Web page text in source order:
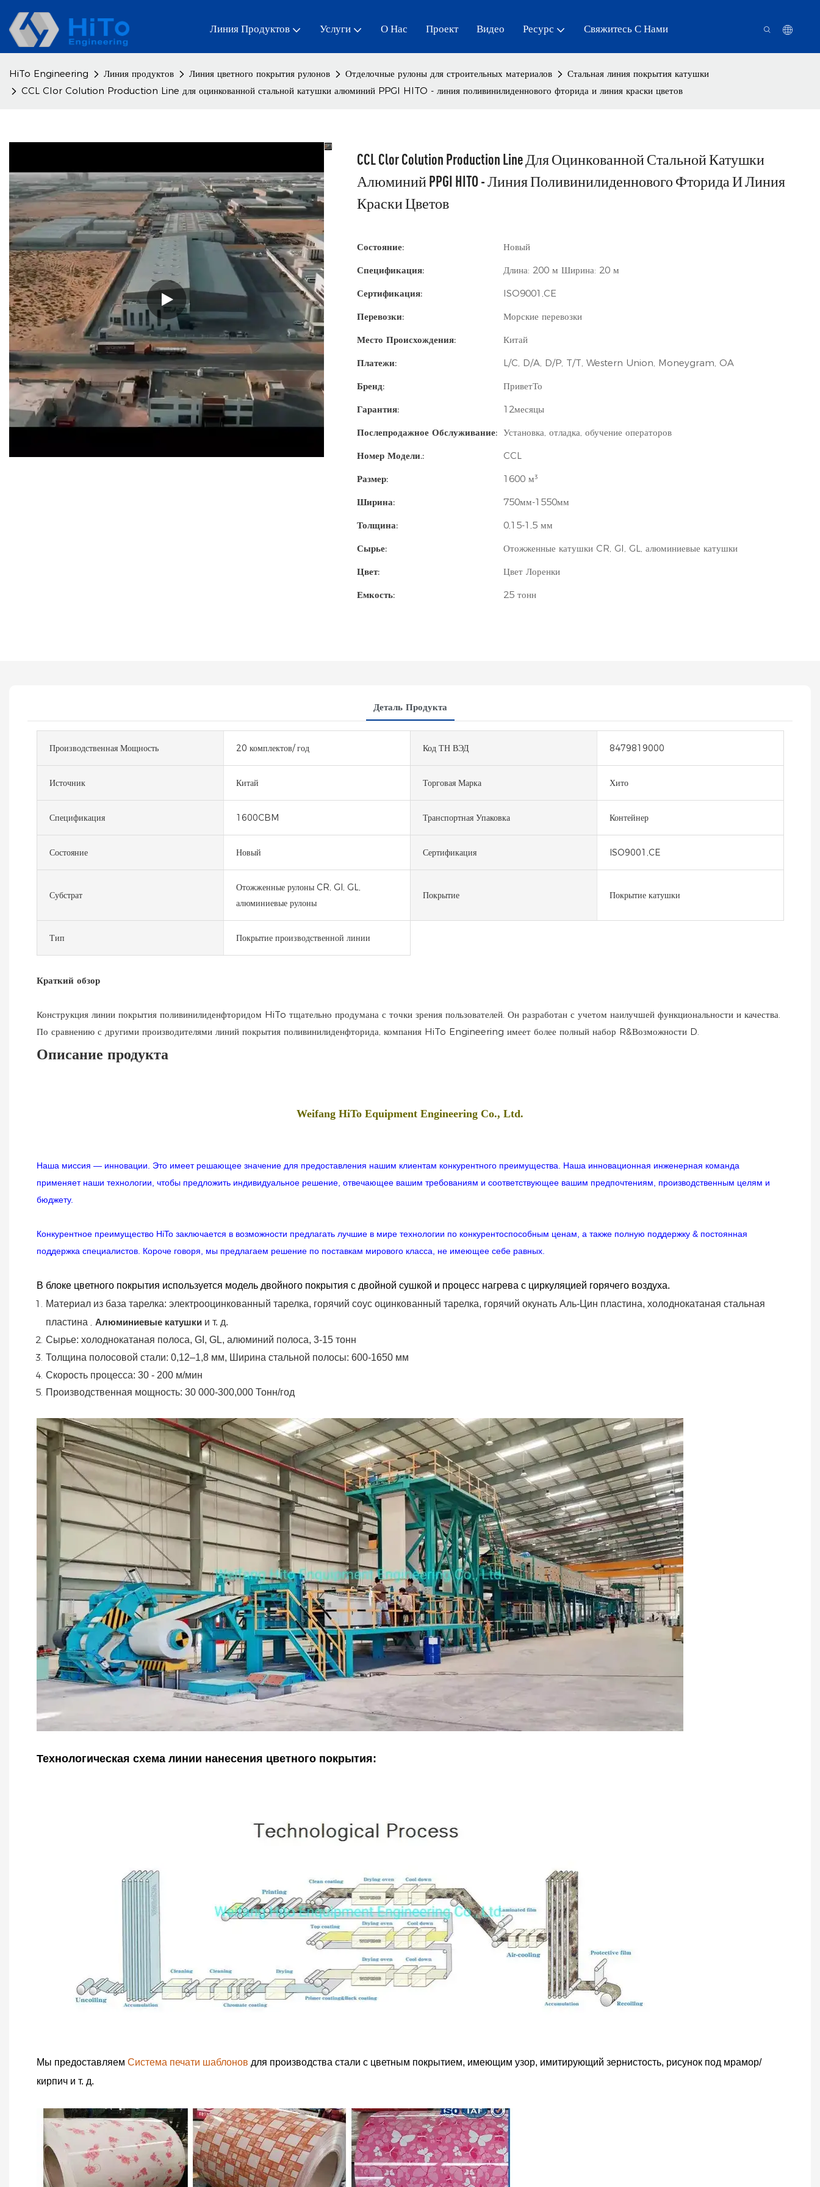
Линия Продуктов Услуги О Нас Проект Видео Ресурс Свяжитесь С Нами
HiTo Engineering Линия продуктов Линия цветного покрытия рулонов Отделочные рулоны для строительных материалов
Стальная линия покрытия катушки
CCL Clor Colution Production Line для оцинкованной стальной катушки алюминий PPGI HITO - линия поливинилиденнового фторида и линия краски цветов
CCL Clor Colution Production Line Для Оцинкованной Стальной Катушки
Алюминий PPGI HITO - Линия Поливинилиденнового Фторида И Линия
Краски Цветов
Состояние:
Новый
Спецификация:
Длина: 200 м Ширина: 20 м
Сертификация:
ISO9001,CE
Перевозки:
Морские перевозки
Место Происхождения:
Китай
Платежи:
L/C, D/A, D/P, T/T, Western Union, Moneygram, OA
Бренд:
ПриветТо
Гарантия:
12месяцы
Послепродажное Обслуживание: Установка, отладка, обучение операторов
Номер Модели.:
CCL
Размер:
1600 м³
Ширина:
750мм-1550мм
Толщина:
0,15-1,5 мм
Сырье:
Отожженные катушки CR, GI, GL, алюминиевые катушки
Цвет:
Цвет Лоренки
Емкость:
25 тонн
Деталь Продукта
Производственная Мощность 20 комплектов/ год Код ТН ВЭД 8479819000
Источник Китай Торговая Марка Хито
Спецификация 1600CBM Транспортная Упаковка Контейнер
Состояние Новый Сертификация ISO9001,CE
Субстрат
Отожженные рулоны CR, GI, GL,
алюминиевые рулоны
Покрытие Покрытие катушки
Тип Покрытие производственной линии
Краткий обзор
Конструкция линии покрытия поливинилиденфторидом HiTo тщательно продумана с точки зрения пользователей. Он разработан с учетом наилучшей функциональности и качества.
По сравнению с другими производителями линий покрытия поливинилиденфторида, компания HiTo Engineering имеет более полный набор R&Возможности D.
Описание продукта
Weifang HiTo Equipment Engineering Co., Ltd.
Наша миссия — инновации. Это имеет решающее значение для предоставления нашим клиентам конкурентного преимущества. Наша инновационная инженерная команда
применяет наши технологии, чтобы предложить индивидуальное решение, отвечающее вашим требованиям и соответствующее вашим предпочтениям, производственным целям и
бюджету.
Конкурентное преимущество HiTo заключается в возможности предлагать лучшие в мире технологии по конкурентоспособным ценам, а также полную поддержку & постоянная
поддержка специалистов. Короче говоря, мы предлагаем решение по поставкам мирового класса, не имеющее себе равных.
В блоке цветного покрытия используется модель двойного покрытия с двойной сушкой и процесс нагрева с циркуляцией горячего воздуха.
Материал из база тарелка: электрооцинкованный тарелка, горячий соус оцинкованный тарелка, горячий окунать Аль-Цин пластина, холоднокатаная стальная
пластина , Алюминиевые катушки и т. д.
Сырье: холоднокатаная полоса, GI, GL, алюминий полоса, 3-15 тонн
Толщина полосовой стали: 0,12–1,8 мм, Ширина стальной полосы: 600-1650 мм
Скорость процесса: 30 - 200 м/мин
Производственная мощность: 30 000-300,000 Тонн/год
Технологическая схема линии нанесения цветного покрытия:
Мы предоставляем Система печати шаблонов для производства стали с цветным покрытием, имеющим узор, имитирующий зернистость, рисунок под мрамор/
кирпич и т. д.